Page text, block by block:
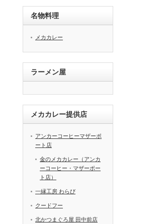
名物料理
メカカレー
ラーメン屋
メカカレー提供店
アンカーコーヒーマザーポ
ート店
金のメカカレー（アンカ
ーコーヒー・マザーポー
ト店）
一縁工房 わらび
クードフー
北かつまぐろ屋 田中前店